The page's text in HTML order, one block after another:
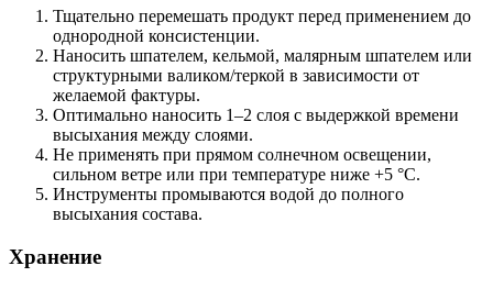
Тщательно перемешать продукт перед применением до
однородной консистенции.
Наносить шпателем, кельмой, малярным шпателем или
структурными валиком/теркой в зависимости от
желаемой фактуры.
Оптимально наносить 1–2 слоя с выдержкой времени
высыхания между слоями.
Не применять при прямом солнечном освещении,
сильном ветре или при температуре ниже +5 °C.
Инструменты промываются водой до полного
высыхания состава.
Хранение